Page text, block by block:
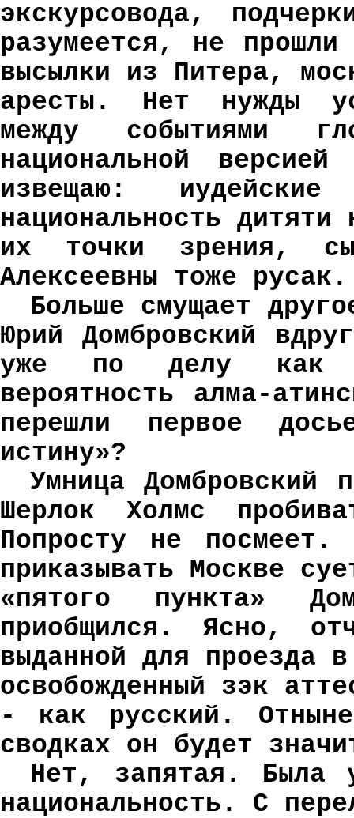
экскурсовода,
разумеется, не прошли
высылки из Питера,
аресты. Нет нужды
между событиями
национальной
извещаю: иудейские
национальность
их точки зрения,
Алексеевны тоже русак.
Больше смущает
Юрий Домбровский
уже по делу как
вероятность алма-
перешли первое
истину»?
Умница Домбровский
Шерлок Холмс
Попросту не
приказывать Москве
«пятого пункта»
приобщился. Ясно,
выданной для проезда
освобожденный зэк
- как русский.
сводках он будет
Нет, запятая. Была
национальность. С